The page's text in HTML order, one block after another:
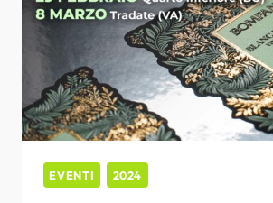
EVENTI 2024